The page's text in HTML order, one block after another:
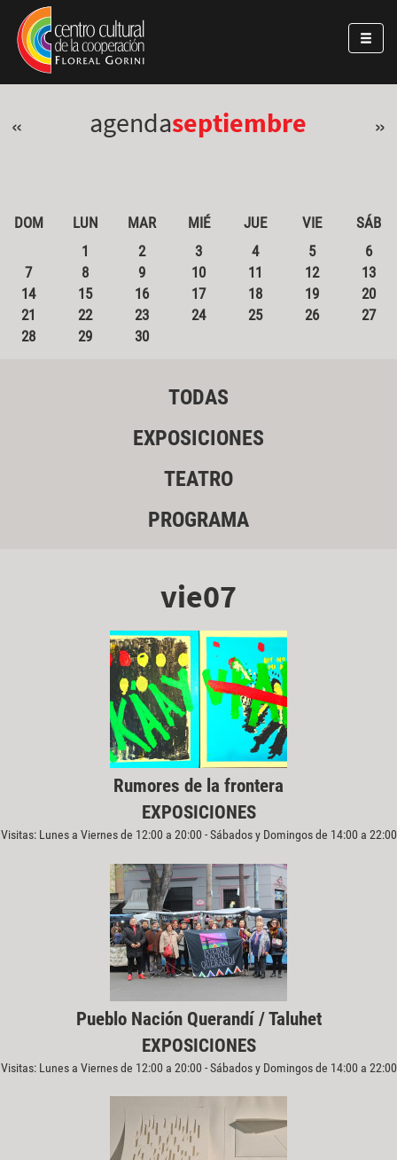
Pasar al contenido principal
Jump to main content
« agendaseptiembre »
DOM LUN MAR MIÉ JUE VIE
SÁB
1
2 3 4 5
6
7
8 9 10 11 12
13
14
15 16 17 18 19
20
21
22 23 24 25 26
27
28
29 30
TODAS
EXPOSICIONES
TEATRO
PROGRAMA
vie07
Rumores de la frontera
EXPOSICIONES
Visitas: Lunes a Viernes de 12:00 a 20:00 - Sábados y Domingos de 14:00 a 22:00
Pueblo Nación Querandí / Taluhet
EXPOSICIONES
Visitas: Lunes a Viernes de 12:00 a 20:00 - Sábados y Domingos de 14:00 a 22:00